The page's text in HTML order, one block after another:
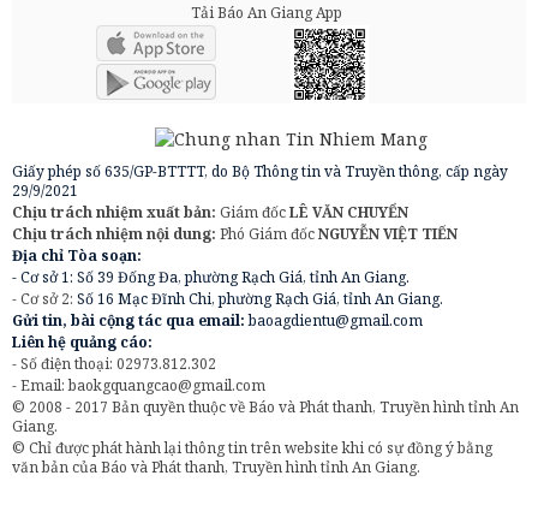
Tải Báo An Giang App
Giấy phép số 635/GP-BTTTT, do Bộ Thông tin và Truyền thông, cấp ngày
29/9/2021
Chịu trách nhiệm xuất bản: Giám đốcLÊ VĂN CHUYỂN
Chịu trách nhiệm nội dung: Phó Giám đốcNGUYỄN VIỆT TIẾN
Địa chỉ Tòa soạn:
- Cơ sở 1: Số 39 Đống Đa, phường Rạch Giá, tỉnh An Giang.
- Cơ sở 2: Số 16 Mạc Đĩnh Chi, phường Rạch Giá, tỉnh An Giang.
Gửi tin, bài cộng tác qua email:baoagdientu@gmail.com
Liên hệ quảng cáo:
- Số điện thoại: 02973.812.302
- Email:baokgquangcao@gmail.com
© 2008 - 2017 Bản quyền thuộc về Báo và Phát thanh, Truyền hình tỉnh An
Giang.
© Chỉ được phát hành lại thông tin trên website khi có sự đồng ý bằng
văn bản của Báo và Phát thanh, Truyền hình tỉnh An Giang.